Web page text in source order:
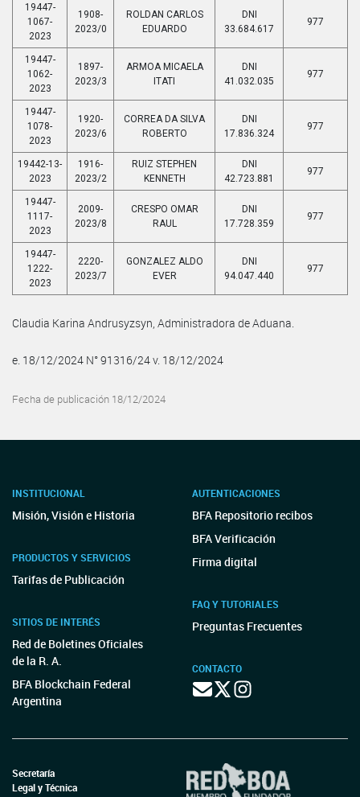
19447-
1067-
2023
1908-
2023/0
ROLDAN CARLOS
EDUARDO
DNI
33.684.617
977
19447-
1062-
2023
1897-
2023/3
ARMOA MICAELA
ITATI
DNI
41.032.035
977
19447-
1078-
2023
1920-
2023/6
CORREA DA SILVA
ROBERTO
DNI
17.836.324
977
19442-13-
2023
1916-
2023/2
RUIZ STEPHEN
KENNETH
DNI
42.723.881
977
19447-
1117-
2023
2009-
2023/8
CRESPO OMAR
RAUL
DNI
17.728.359
977
19447-
1222-
2023
2220-
2023/7
GONZALEZ ALDO
EVER
DNI
94.047.440
977
Claudia Karina Andrusyzsyn, Administradora de Aduana.
e. 18/12/2024 N° 91316/24 v. 18/12/2024
Fecha de publicación 18/12/2024
INSTITUCIONAL
Misión, Visión e Historia
PRODUCTOS Y SERVICIOS
Tarifas de Publicación
SITIOS DE INTERÉS
Red de Boletines Oficiales
de la R. A.
BFA Blockchain Federal
Argentina
AUTENTICACIONES
BFA Repositorio recibos
BFA Verificación
Firma digital
FAQ Y TUTORIALES
Preguntas Frecuentes
CONTACTO
Secretaría
Legal y Técnica